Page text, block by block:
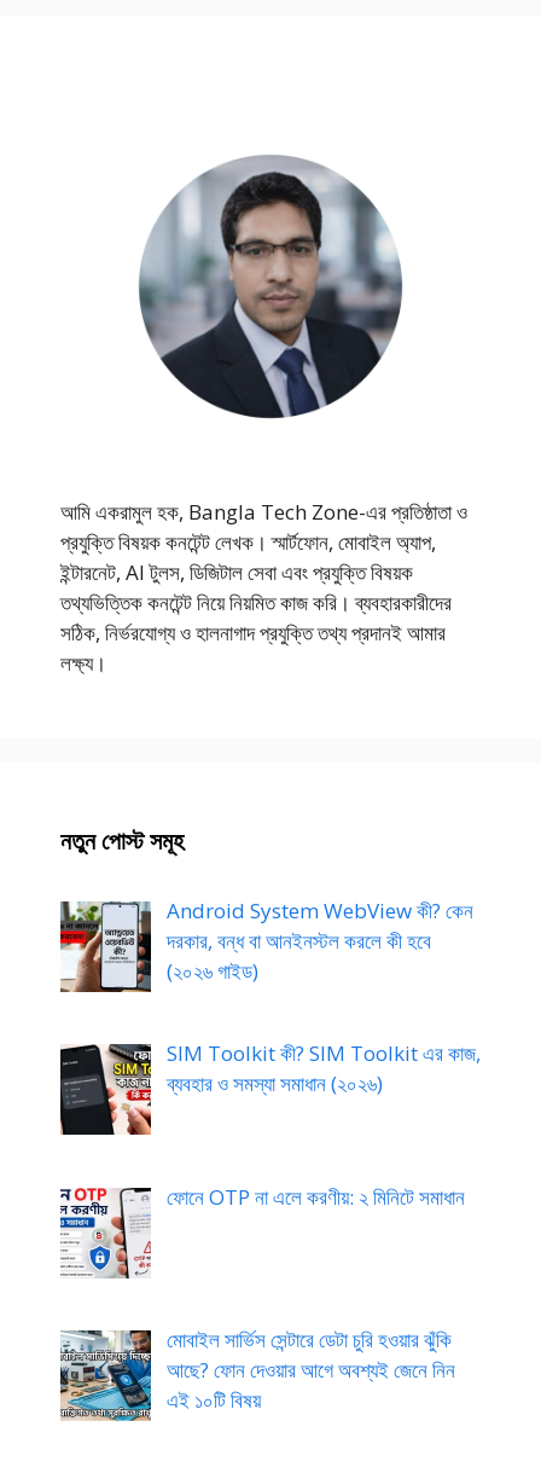
আমি একরামুল হক, Bangla Tech Zone-এর প্রতিষ্ঠাতা ও
প্রযুক্তি বিষয়ক কনটেন্ট লেখক। স্মার্টফোন, মোবাইল অ্যাপ,
ইন্টারনেট, AI টুলস, ডিজিটাল সেবা এবং প্রযুক্তি বিষয়ক
তথ্যভিত্তিক কনটেন্ট নিয়ে নিয়মিত কাজ করি। ব্যবহারকারীদের
সঠিক, নির্ভরযোগ্য ও হালনাগাদ প্রযুক্তি তথ্য প্রদানই আমার
লক্ষ্য।
নতুন পোস্ট সমূহ
Android System WebView কী? কেন
দরকার, বন্ধ বা আনইনস্টল করলে কী হবে
(২০২৬ গাইড)
SIM Toolkit কী? SIM Toolkit এর কাজ,
ব্যবহার ও সমস্যা সমাধান (২০২৬)
ফোনে OTP না এলে করণীয়: ২ মিনিটে সমাধান
মোবাইল সার্ভিস সেন্টারে ডেটা চুরি হওয়ার ঝুঁকি
আছে? ফোন দেওয়ার আগে অবশ্যই জেনে নিন
এই ১০টি বিষয়